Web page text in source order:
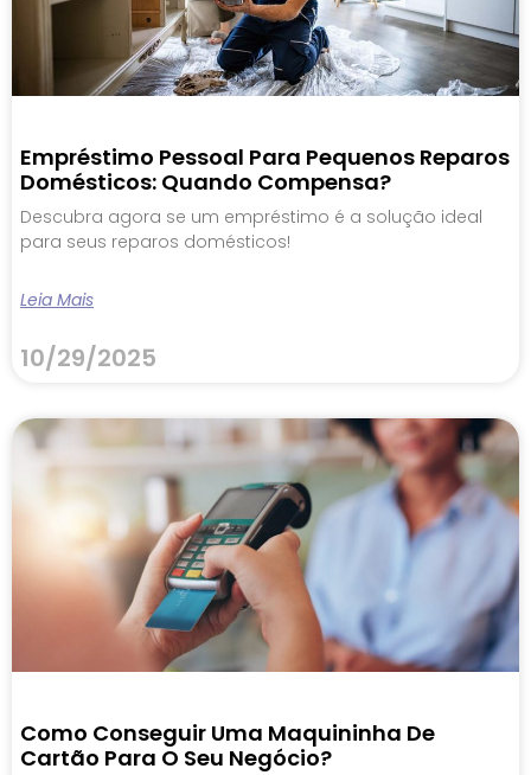
Empréstimo Pessoal Para Pequenos Reparos
Domésticos: Quando Compensa?
Descubra agora se um empréstimo é a solução ideal
para seus reparos domésticos!
Leia Mais
10/29/2025
Como Conseguir Uma Maquininha De
Cartão Para O Seu Negócio?